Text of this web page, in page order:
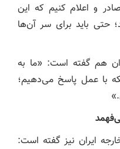
و اعلام کنیم که این
حتی باید برای سر آن‌ها
هم گفته است: «ما به
با عمل پاسخ می‌دهیم؛
ایران نیز گفته است: